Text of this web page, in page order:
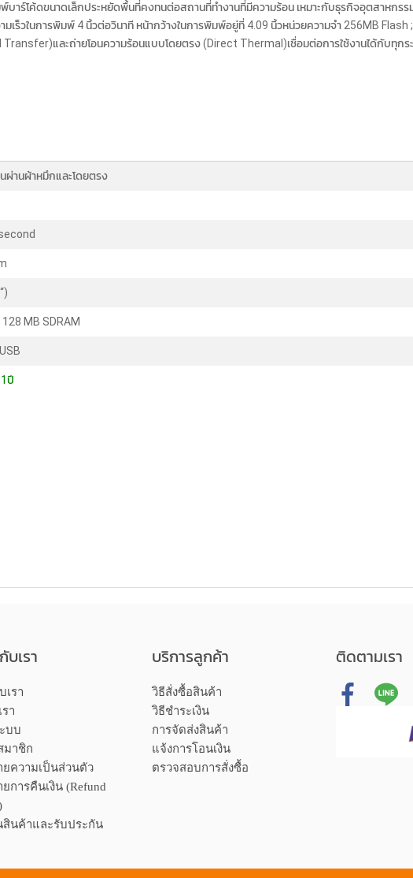
บาร์โค้ดขนาดเล็กประหยัดพื้นที่คงทนต่อสถานที่ทำงานที่มีความร้อน เหมาะกับธุรกิจอุตสาหกรร
เร็วในการพิมพ์ 4 นิ้วต่อวินาที หน้ากว้างในการพิมพ์อยู่ที่ 4.09 นิ้วหน่วยความจำ 256MB Flash
และถ่ายโอนความร้อนแบบโดยตรง (Direct Thermal)เชื่อมต่อการใช้งานได้กับทุก
ผ่านผ้าหมึกและโดยตรง
MB SDRAM
ปี
บเรา
เรา
า
บบ
มาชิก
ยความเป็นส่วนตัว
การคืนเงิน (Refund
สินค้าและรับประกัน
บริการลูกค้า
วิธีสั่งซื้อสินค้า
วิธีชำระเงิน
การจัดส่งสินค้า
แจ้งการโอนเงิน
ตรวจสอบการสั่งซื้อ
ติดตามเรา